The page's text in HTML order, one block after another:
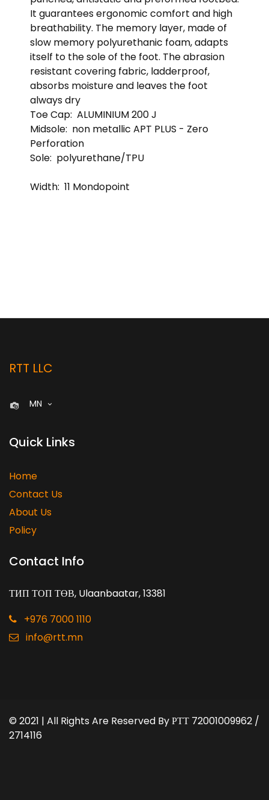
It guarantees ergonomic comfort and high
breathability. The memory layer, made of
slow memory polyurethanic foam, adapts
itself to the sole of the foot. The abrasion
resistant covering fabric, ladderproof,
absorbs moisture and leaves the foot
always dry
Toe Cap: ALUMINIUM 200 J
Midsole: non metallic APT PLUS - Zero
Perforation
Sole: polyurethane/TPU
Width: 11 Mondopoint
RTT LLC
MN
Quick Links
Home
Contact Us
About Us
Policy
Contact Info
ТИП ТОП ТӨВ, Ulaanbaatar, 13381
+976 7000 1110
info@rtt.mn
© 2021 | All Rights Are Reserved ByРТТ 72001009962 /
2714116